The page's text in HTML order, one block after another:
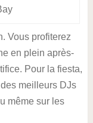
Vous profiterez
en plein après-
Pour la fiesta,
meilleurs DJs
même sur les